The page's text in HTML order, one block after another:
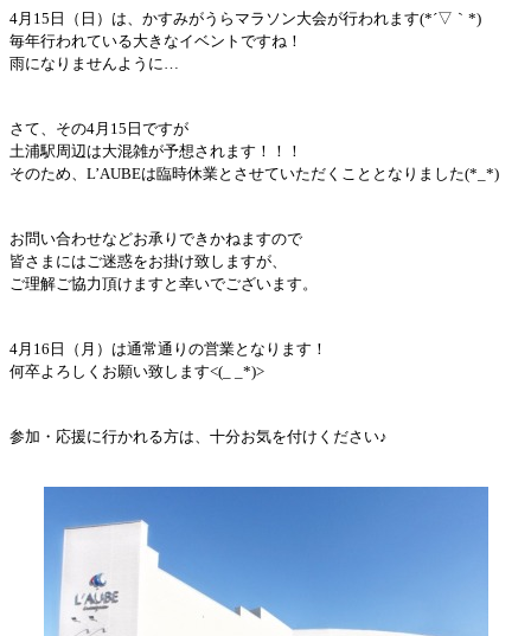
4月15日（日）は、かすみがうらマラソン大会が行われます(*´▽｀*)
毎年行われている大きなイベントですね！
雨になりませんように…
さて、その4月15日ですが
土浦駅周辺は大混雑が予想されます！！！
そのため、L’AUBEは臨時休業とさせていただくこととなりました(*_*)
お問い合わせなどお承りできかねますので
皆さまにはご迷惑をお掛け致しますが、
ご理解ご協力頂けますと幸いでございます。
4月16日（月）は通常通りの営業となります！
何卒よろしくお願い致します<(_ _*)>
参加・応援に行かれる方は、十分お気を付けください♪